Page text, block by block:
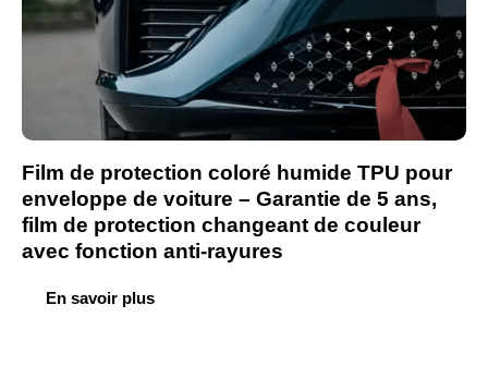
Film de protection coloré humide TPU pour
enveloppe de voiture – Garantie de 5 ans,
film de protection changeant de couleur
avec fonction anti-rayures
En savoir plus